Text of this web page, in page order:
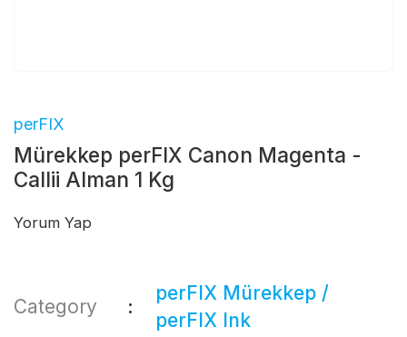
perFIX
Mürekkep perFIX Canon Magenta -
Callii Alman 1 Kg
Yorum Yap
Category
perFIX Mürekkep /
perFIX Ink